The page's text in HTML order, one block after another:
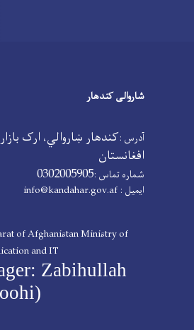
شاروالی کندهار
آدرس :کندهار ښاروالي، ارک
افغانستان
شماره تماس :0302005905
ایمیل : info@kandahar.gov.af
of Afghanistan Ministry of
and IT
Zabihullah